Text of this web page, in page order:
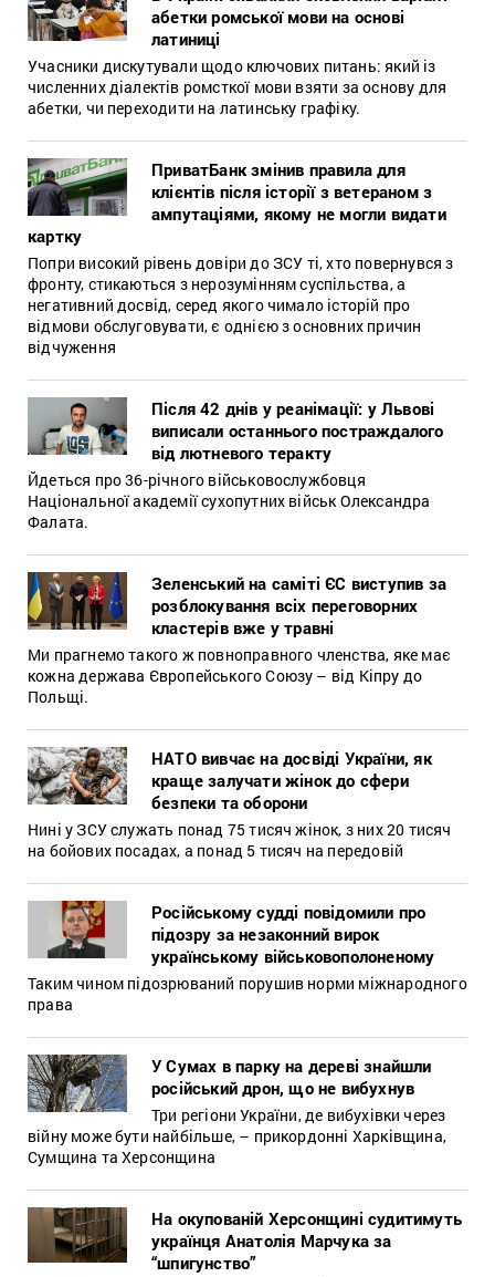
абетки ромської мови на основі
латиниці
Учасники дискутували щодо ключових питань: який із
численних діалектів ромсткої мови взяти за основу для
абетки, чи переходити на латинську графіку.
ПриватБанк змінив правила для
клієнтів після історії з ветераном з
ампутаціями, якому не могли видати
картку
Попри високий рівень довіри до ЗСУ ті, хто повернувся з
фронту, стикаються з нерозумінням суспільства, а
негативний досвід, серед якого чимало історій про
відмови обслуговувати, є однією з основних причин
відчуження
Після 42 днів у реанімації: у Львові
виписали останнього постраждалого
від лютневого теракту
Йдеться про 36-річного військовослужбовця
Національної академії сухопутних військ Олександра
Фалата.
Зеленський на саміті ЄС виступив за
розблокування всіх переговорних
кластерів вже у травні
Ми прагнемо такого ж повноправного членства, яке має
кожна держава Європейського Союзу – від Кіпру до
Польщі.
НАТО вивчає на досвіді України, як
краще залучати жінок до сфери
безпеки та оборони
Нині у ЗСУ служать понад 75 тисяч жінок, з них 20 тисяч
на бойових посадах, а понад 5 тисяч на передовій
Російському судді повідомили про
підозру за незаконний вирок
українському військовополоненому
Таким чином підозрюваний порушив норми міжнародного
права
У Сумах в парку на дереві знайшли
російський дрон, що не вибухнув
Три регіони України, де вибухівки через
війну може бути найбільше, – прикордонні Харківщина,
Сумщина та Херсонщина
На окупованій Херсонщині судитимуть
українця Анатолія Марчука за
“шпигунство”